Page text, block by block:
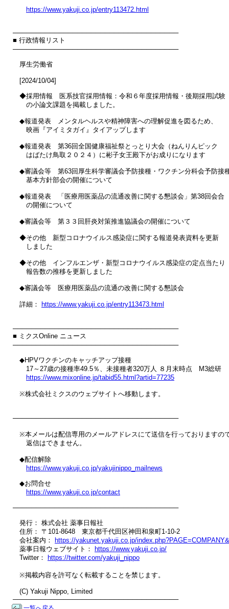
https://www.yakuji.co.jp/entry113472.html
────────────────────────────────────
■ 行政情報リスト
────────────────────────────────────
厚生労働省
[2024/10/04]
◆採用情報　医系技官採用情報：令和６年度採用情報・後期採用試験
の小論文課題を掲載しました。
◆報道発表　メンタルヘルスや精神障害への理解促進を図るため、
映画『アイミタガイ』タイアップします
◆報道発表　第36回全国健康福祉祭とっとり大会（ねんりんピック
はばたけ鳥取２０２４）に彬子女王殿下がお成りになります
◆審議会等　第63回厚生科学審議会予防接種・ワクチン分科会予防接
基本方針部会の開催について
◆報道発表　「医療用医薬品の流通改善に関する懇談会」第38回会合
の開催について
◆審議会等　第３３回肝炎対策推進協議会の開催について
◆その他　新型コロナウイルス感染症に関する報道発表資料を更新
しました
◆その他　インフルエンザ・新型コロナウイルス感染症の定点当たり
報告数の推移を更新しました
◆審議会等　医療用医薬品の流通の改善に関する懇談会
詳細： https://www.yakuji.co.jp/entry113473.html
────────────────────────────────────
■ ミクスOnline ニュース
────────────────────────────────────
◆HPVワクチンのキャッチアップ接種
17～27歳の接種率49.5％、未接種者320万人 ８月末時点　M3総研
https://www.mixonline.jp/tabid55.html?artid=77235
※株式会社ミクスのウェブサイトへ移動します。
────────────────────────────────────
※本メールは配信専用のメールアドレスにて送信を行っておりますの
返信はできません。
◆配信解除
https://www.yakuji.co.jp/yakujinippo_mailnews
◆お問合せ
https://www.yakuji.co.jp/contact
────────────────────────────────────
発行： 株式会社 薬事日報社
住所： 〒101-8648　東京都千代田区神田和泉町1-10-2
会社案内：
https://yakunet.yakuji.co.jp/
薬事日報ウェブサイト：
https://www.yakuji.co.jp/
Twitter：
https://twitter.com/yakuji_nippo
※掲載内容を許可なく転載することを禁じます。
(C) Yakuji Nippo, Limited
────────────────────────────────────